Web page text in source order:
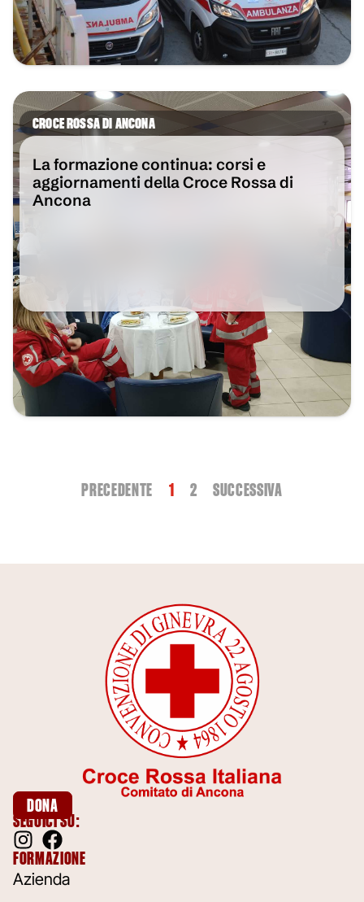
CROCE ROSSA DI ANCONA
La formazione continua: corsi e
aggiornamenti della Croce Rossa di
Ancona
PRECEDENTE 1 2 SUCCESSIVA
SEGUICI SU:
DONA
FORMAZIONE
Azienda